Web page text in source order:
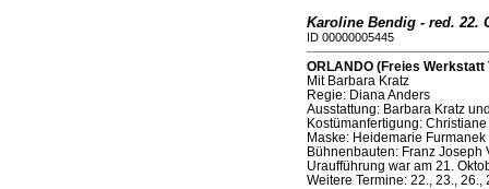
Karoline Bendig - red. 22.
ID 00000005445
ORLANDO (Freies Werkstatt
Mit Barbara Kratz
Regie: Diana Anders
Ausstattung: Barbara Kratz
Kostümanfertigung:
Maske: Heidemarie Furmanek
Bühnenbauten: Franz Joseph
Uraufführung war am 21.
Weitere Termine: 22., 23., 26.,